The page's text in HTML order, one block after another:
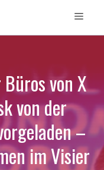
von X
von der
–
im Visier